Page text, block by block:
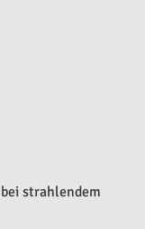
strahlendem